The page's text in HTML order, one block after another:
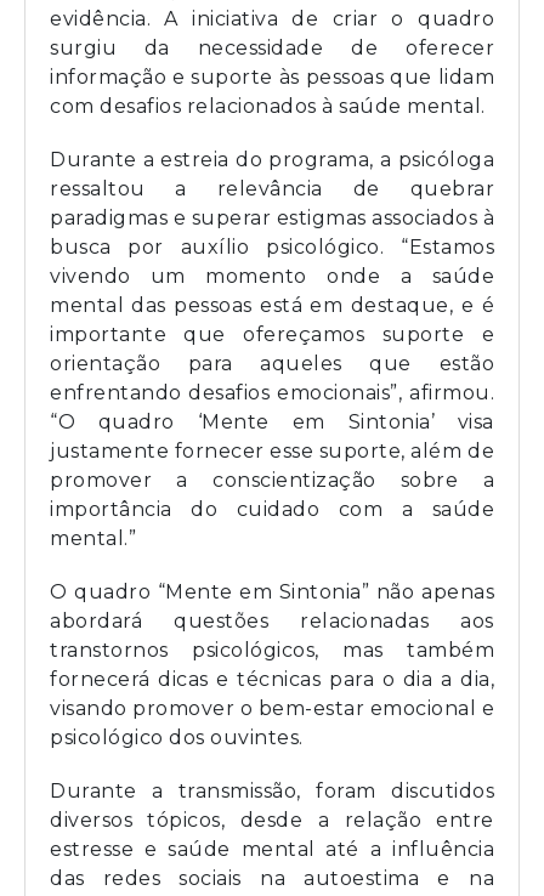
evidência. A iniciativa de criar o quadro
surgiu da necessidade de oferecer
informação e suporte às pessoas que lidam
com desafios relacionados à saúde mental.
Durante a estreia do programa, a psicóloga
ressaltou a relevância de quebrar
paradigmas e superar estigmas associados à
busca por auxílio psicológico. “Estamos
vivendo um momento onde a saúde
mental das pessoas está em destaque, e é
importante que ofereçamos suporte e
orientação para aqueles que estão
enfrentando desafios emocionais”, afirmou.
“O quadro ‘Mente em Sintonia’ visa
justamente fornecer esse suporte, além de
promover a conscientização sobre a
importância do cuidado com a saúde
mental.”
O quadro “Mente em Sintonia” não apenas
abordará questões relacionadas aos
transtornos psicológicos, mas também
fornecerá dicas e técnicas para o dia a dia,
visando promover o bem-estar emocional e
psicológico dos ouvintes.
Durante a transmissão, foram discutidos
diversos tópicos, desde a relação entre
estresse e saúde mental até a influência
das redes sociais na autoestima e na